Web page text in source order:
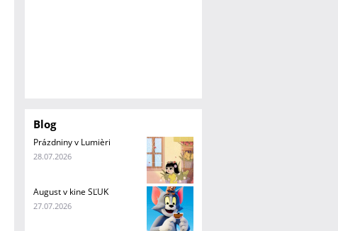
Blog
Prázdniny v Lumièri
28.07.2026
August v kine SĽUK
27.07.2026